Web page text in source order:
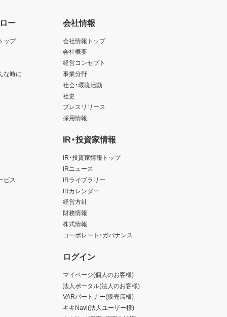
ー
ップ
な時に
ビス
会社情報
会社情報トップ
会社概要
経営コンセプト
事業分野
社会・環境活動
社史
プレスリリース
採用情報
IR・投資家情報
IR・投資家情報トップ
IRニュース
IRライブラリー
IRカレンダー
経営方針
財務情報
株式情報
コーポレート・ガバナンス
ログイン
マイページ(個人のお客様)
法人ポータル(法人のお客様)
VARパートナー(販売店様)
キキNavi(法人ユーザー様)